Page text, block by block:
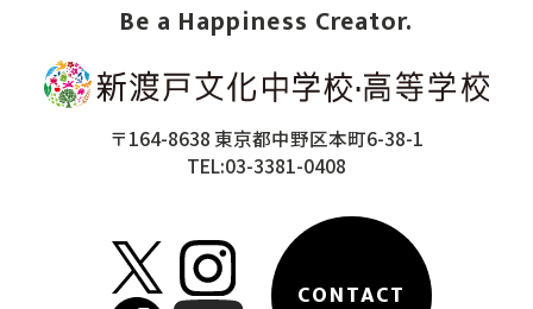
Be a Happiness Creator.
〒164-8638 東京都中野区本町6-38-1
TEL:03-3381-0408
CONTACT